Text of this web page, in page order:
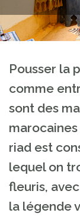
Pousser la
comme
sont des
riad est
lequel on
fleuris,
la légende